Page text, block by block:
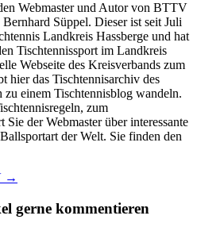
Webmaster und Autor von BTTV
Süppel. Dieser ist seit Juli
Landkreis Hassberge und hat
Tischtennissport im Landkreis
Webseite des Kreisverbands zum
hier das Tischtennisarchiv des
einem Tischtennisblog wandeln.
zum
der Webmaster über interessante
der Welt. Sie finden den
→
gerne kommentieren